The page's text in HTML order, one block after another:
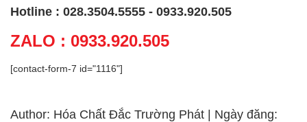
Hotline : 028.3504.5555 - 0933.920.505
ZALO : 0933.920.505
[contact-form-7 id="1116"]
Author: Hóa Chất Đắc Trường Phát | Ngày đăng: